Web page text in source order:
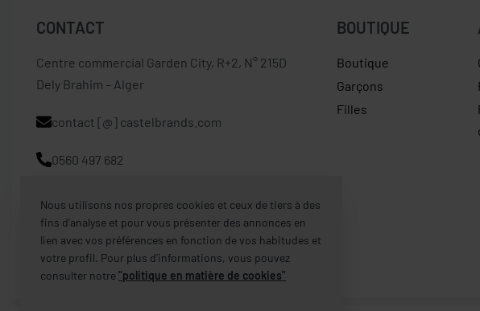
CONTACT
Centre commercial Garden City, R+2, N° 215D
Dely Brahim – Alger
contact [@] castelbrands.com
0560 497 682
BOUTIQUE
Boutique
Garçons
Filles
Nous utilisons nos propres cookies et ceux de tiers à des
fins d’analyse et pour vous présenter des annonces en
lien avec vos préférences en fonction de vos habitudes et
votre profil. Pour plus d’informations, vous pouvez
consulter notre"politique en matière de cookies"